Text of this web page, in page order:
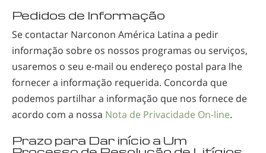
Pedidos de Informação
Se contactar Narconon América Latina a pedir
informação sobre os nossos programas ou serviços,
usaremos o seu e-mail ou endereço postal para lhe
fornecer a informação requerida. Concorda que
podemos partilhar a informação que nos fornece de
acordo com a nossa Nota de Privacidade On-line.
Prazo para Dar início a Um